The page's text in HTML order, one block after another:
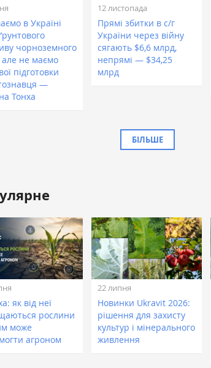
в Україні
чорноземного
але не маємо
підготовки
—
Тонха
12 листопада
Прямі збитки в с/г
України через війну
сягають $6,6 млрд,
непрямі — $34,25
млрд
БІЛЬШЕ
як від неї
рослини
може
агроном
22 липня
Новинки Ukravit 2026:
рішення для захисту
культур і мінерального
живлення